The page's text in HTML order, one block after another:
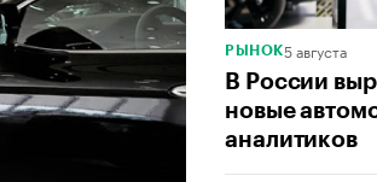
РЫНОК5 августа
В России
новые
аналитиков